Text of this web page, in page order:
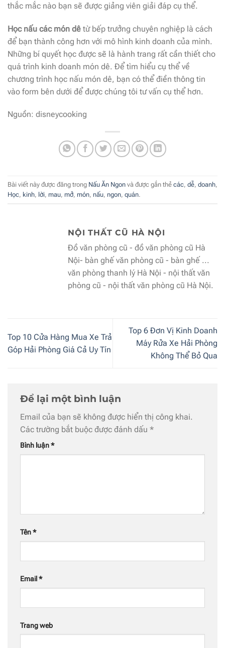
thắc mắc nào bạn sẽ được giảng viên giải đáp cụ thể.
Học nấu các món dê từ bếp trưởng chuyên nghiệp là cách
để bạn thành công hơn với mô hình kinh doanh của mình.
Những bí quyết học được sẽ là hành trang rất cần thiết cho
quá trình kinh doanh món dê. Để tìm hiểu cụ thể về
chương trình học nấu món dê, bạn có thể điền thông tin
vào form bên dưới để được chúng tôi tư vấn cụ thể hơn.
Nguồn: disneycooking
Bài viết này được đăng trong Nấu Ăn Ngon và được gắn thẻ các, dễ, doanh,
Học, kinh, lời, mau, mở, món, nấu, ngon, quán.
NỘI THẤT CŨ HÀ NỘI
Đồ văn phòng cũ - đồ văn phòng cũ Hà
Nội- bàn ghế văn phòng cũ - bàn ghế ...
văn phòng thanh lý Hà Nội - nội thất văn
phòng cũ - nội thất văn phòng cũ Hà Nội.
Top 10 Cửa Hàng Mua Xe Trả
Góp Hải Phòng Giá Cả Uy Tín
Top 6 Đơn Vị Kinh Doanh
Máy Rửa Xe Hải Phòng
Không Thể Bỏ Qua
Để lại một bình luận
Email của bạn sẽ không được hiển thị công khai.
Các trường bắt buộc được đánh dấu *
Bình luận*
Tên*
Email *
Trang web